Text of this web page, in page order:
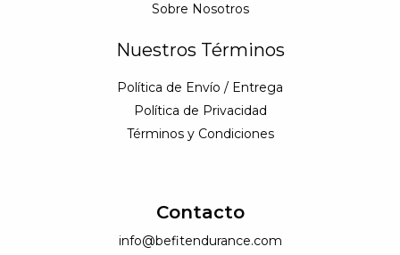
Sobre Nosotros
Nuestros Términos
Política de Envío / Entrega
Política de Privacidad
Términos y Condiciones
Contacto
info@befitendurance.com